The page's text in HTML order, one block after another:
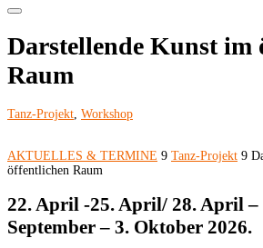
Darstellende Kunst im
Raum
Tanz-Projekt Workshop
AKTUELLES & TERMINE 9 Tanz-Projekt 9
öffentlichen Raum
22. April -25. April/ 28. April –
September – 3. Oktober 2026.